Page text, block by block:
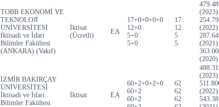
TOBB EKONOMİ VE
TEKNOLOJİ
ÜNİVERSİTESİ
İktisadi ve İdari
Bilimler Fakültesi
(ANKARA) (Vakıf)
İktisat
(Ücretli)
EA
17+0+0+0+0
12+0
5+0
5+0
17
12
5
5
(2023)
(2022)
(2021)
(2020)
İZMİR BAKIRÇAY
ÜNİVERSİTESİ
İktisadi ve İdari
Bilimler Fakültesi
İktisat EA
60+2+0+2+0
60+2
60+2
62
62
62
(2023)
(2022)